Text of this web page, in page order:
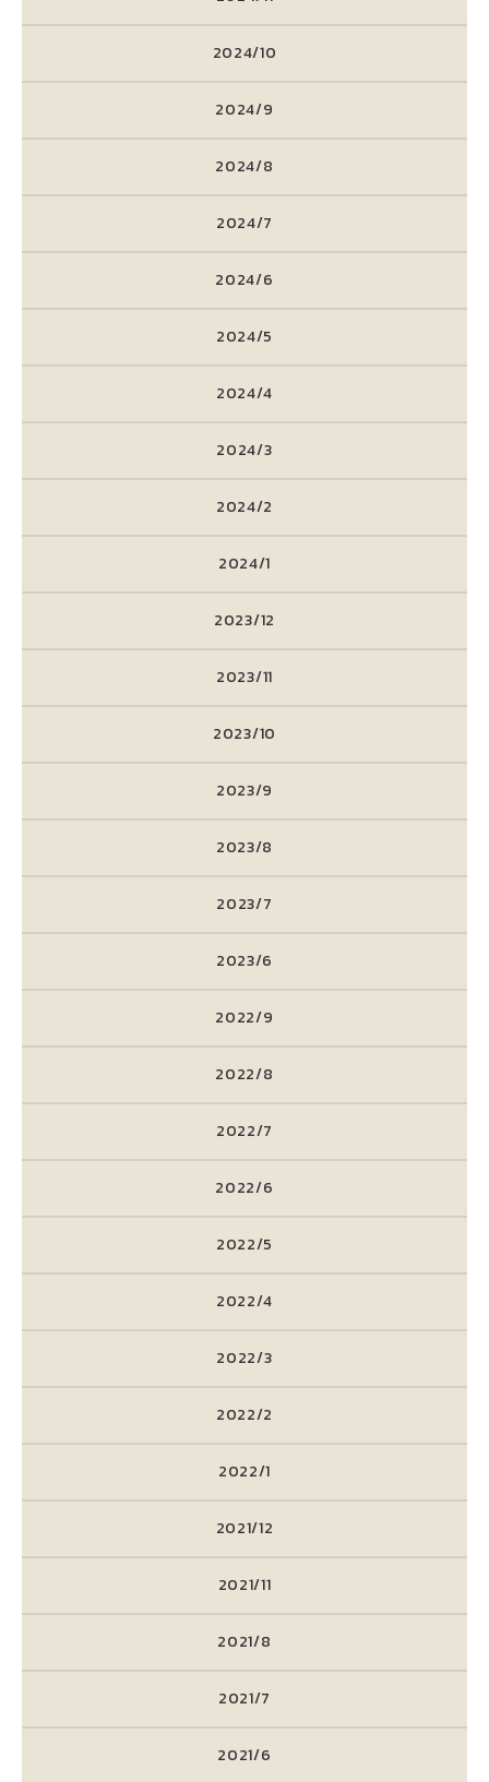
2024/10
2024/9
2024/8
2024/7
2024/6
2024/5
2024/4
2024/3
2024/2
2024/1
2023/12
2023/11
2023/10
2023/9
2023/8
2023/7
2023/6
2022/9
2022/8
2022/7
2022/6
2022/5
2022/4
2022/3
2022/2
2022/1
2021/12
2021/11
2021/8
2021/7
2021/6